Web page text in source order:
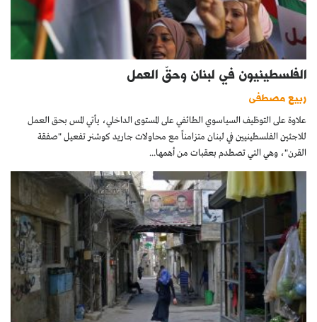
الفلسطينيون في لبنان وحقّ العمل
ربيع مصطفى
علاوة على التوظيف السياسوي الطائفي على المستوى الداخلي، يأتي المس بحق العمل
للاجئين الفلسطينيين في لبنان متزامناً مع محاولات جاريد كوشنر تفعيل "صفقة
القرن"، وهي التي تصطدم بعقبات من أهمها...